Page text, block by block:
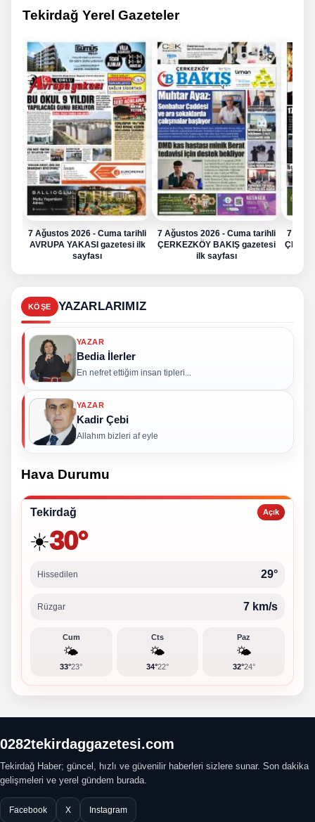
Tekirdağ Yerel Gazeteler
7 Ağustos 2026 - Cuma tarihli
AVRUPA YAKASI gazetesi ilk
sayfası
7 Ağustos 2026 - Cuma tarihli
ÇERKEZKÖY BAKIŞ gazetesi
ilk sayfası
7
KÖŞE YAZARLARIMIZ
YAZAR
Bedia İlerler
En nefret ettiğim insan tipleri...
YAZAR
Kadir Çebi
Allahım bizleri af eyle
Hava Durumu
Tekirdağ Açık
☀️30°
Hissedilen 29°
Rüzgar 7 km/s
Cum
🌤️
33°23°
Cts
🌤️
34°22°
Paz
🌤️
32°24°
0282tekirdaggazetesi.com
Tekirdağ Haber; güncel, hızlı ve güvenilir haberleri sizlere sunar. Son dakika
gelişmeleri ve yerel gündem burada.
Facebook X Instagram